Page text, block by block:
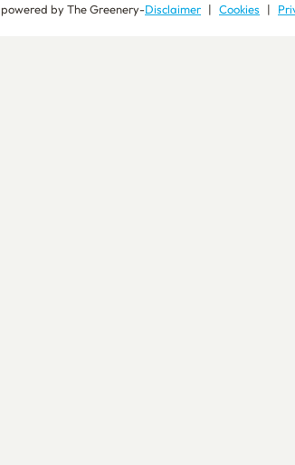
powered byThe Greenery-Disclaimer Cookies